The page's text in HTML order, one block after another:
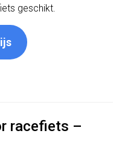
geschikt.
racefiets –